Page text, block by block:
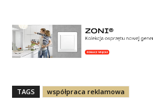
TAGS współpraca reklamowa